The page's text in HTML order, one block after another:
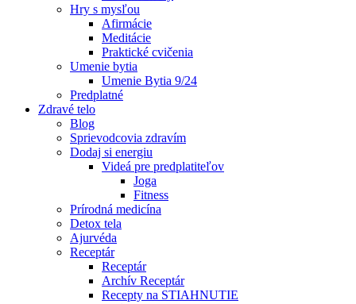
Hry s mysľou
Afirmácie
Meditácie
Praktické cvičenia
Umenie bytia
Umenie Bytia 9/24
Predplatné
Zdravé telo
Blog
Sprievodcovia zdravím
Dodaj si energiu
Videá pre predplatiteľov
Joga
Fitness
Prírodná medicína
Detox tela
Ajurvéda
Receptár
Receptár
Archív Receptár
Recepty na STIAHNUTIE